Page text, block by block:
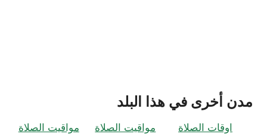
مدن أخرى في هذا البلد
اوقات الصلاة
مواقيت الصلاة
مواقيت الصلاة